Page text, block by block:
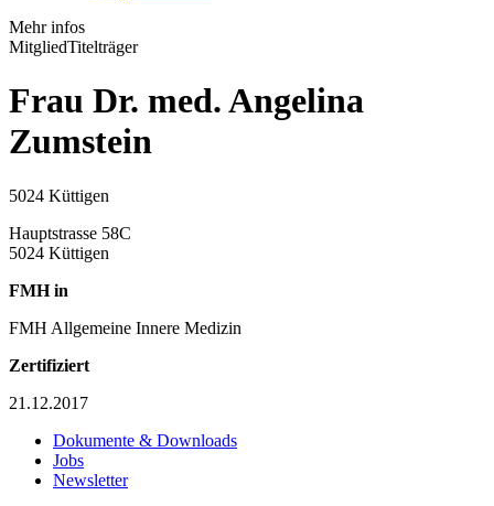
Mehr infos
MitgliedTitelträger
Frau Dr. med. Angelina
Zumstein
5024 Küttigen
Hauptstrasse 58C
5024 Küttigen
FMH in
FMH Allgemeine Innere Medizin
Zertifiziert
21.12.2017
Dokumente & Downloads
Jobs
Newsletter